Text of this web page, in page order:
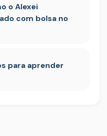
o Alexei
com bolsa no
para aprender